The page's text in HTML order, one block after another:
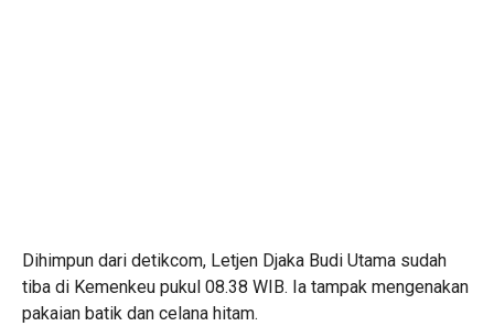
Dihimpun dari detikcom, Letjen Djaka Budi Utama sudah
tiba di Kemenkeu pukul 08.38 WIB. Ia tampak mengenakan
pakaian batik dan celana hitam.